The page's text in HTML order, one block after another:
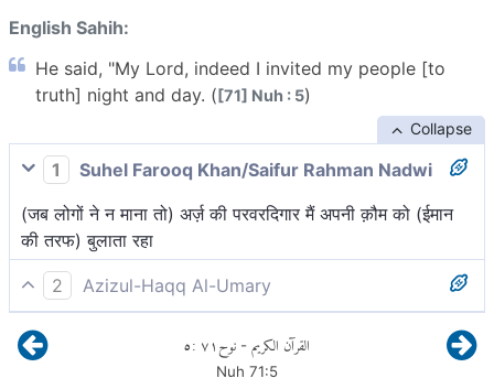
English Sahih:
He said, "My Lord, indeed I invited my people [to
truth] night and day. ([71] Nuh : 5)
Collapse
1
Suhel Farooq Khan/Saifur Rahman Nadwi
(जब लोगों ने न माना तो) अर्ज़ की परवरदिगार मैं अपनी क़ौम को (ईमान
की तरफ) बुलाता रहा
2
Azizul-Haqq Al-Umary
नूह़ ने कहाः मेरे पालनहार! मैंने बुलाया अपनी जाति को (तेरी ओर) रात
और दिन।
القرآن الكريم - نوح٧١:٥
Nuh 71:5